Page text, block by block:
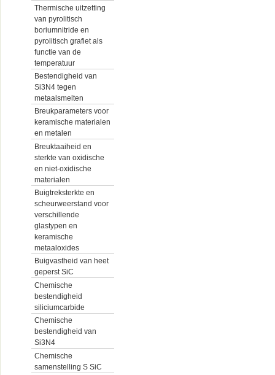
Thermische uitzetting
van pyrolitisch
boriumnitride en
pyrolitisch grafiet als
functie van de
temperatuur
Bestendigheid van
Si3N4 tegen
metaalsmelten
Breukparameters voor
keramische materialen
en metalen
Breuktaaiheid en
sterkte van oxidische
en niet-oxidische
materialen
Buigtreksterkte en
scheurweerstand voor
verschillende
glastypen en
keramische
metaaloxides
Buigvastheid van heet
geperst SiC
Chemische
bestendigheid
siliciumcarbide
Chemische
bestendigheid van
Si3N4
Chemische
samenstelling S SiC